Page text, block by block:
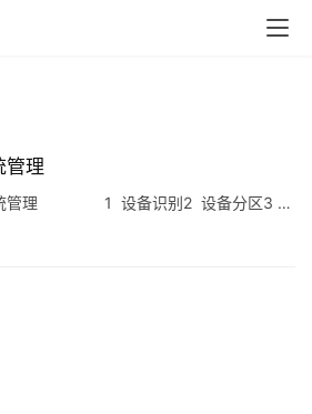
管理
理 1 设备识别2 设备分区3 …